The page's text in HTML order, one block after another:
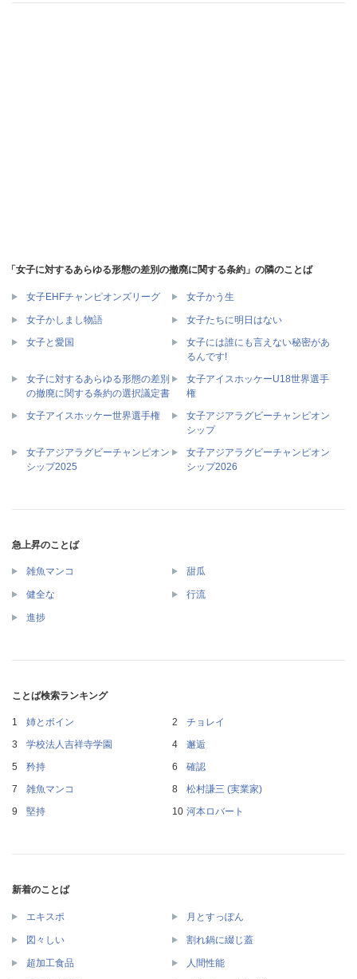
「女子に対するあらゆる形態の差別の撤廃に関する条約」の隣のことば
女子EHFチャンピオンズリーグ 女子かう生
女子かしまし物語 女子たちに明日はない
女子と愛国
女子には誰にも言えない秘密があ
るんです!
女子に対するあらゆる形態の差別
の撤廃に関する条約の選択議定書
女子アイスホッケーU18世界選手
権
女子アイスホッケー世界選手権
女子アジアラグビーチャンピオン
シップ
女子アジアラグビーチャンピオン
シップ2025
女子アジアラグビーチャンピオン
シップ2026
急上昇のことば
雑魚マンコ 甜瓜
健全な 行流
進捗
ことば検索ランキング
姉とボイン
チョレイ
学校法人吉祥寺学園
邂逅
矜持
確認
雑魚マンコ
松村謙三 (実業家)
堅持
河本ロバート
新着のことば
エキスポ 月とすっぽん
図々しい 割れ鍋に綴じ蓋
超加工食品 人間性能